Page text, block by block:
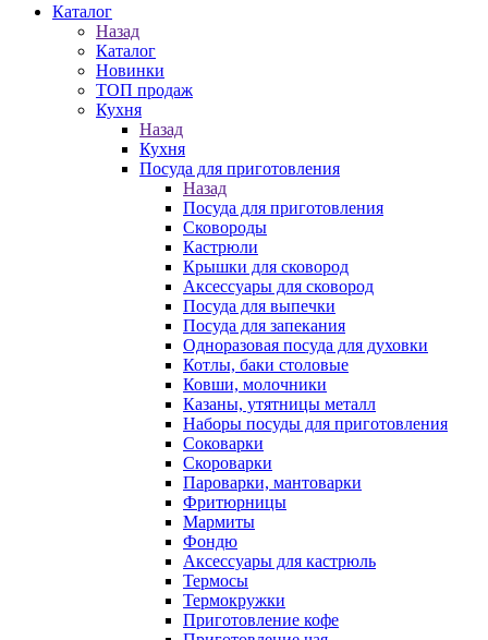
Каталог
Назад
Каталог
Новинки
ТОП продаж
Кухня
Назад
Кухня
Посуда для приготовления
Назад
Посуда для приготовления
Сковороды
Кастрюли
Крышки для сковород
Аксессуары для сковород
Посуда для выпечки
Посуда для запекания
Одноразовая посуда для духовки
Котлы, баки столовые
Ковши, молочники
Казаны, утятницы металл
Наборы посуды для приготовления
Соковарки
Скороварки
Пароварки, мантоварки
Фритюрницы
Мармиты
Фондю
Аксессуары для кастрюль
Термосы
Термокружки
Приготовление кофе